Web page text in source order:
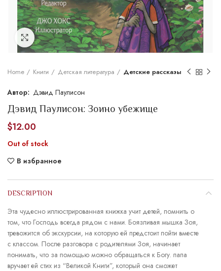
Увеличить
Home Книги Детская литература Детские рассказы
Дэвид Паулисон
Дэвид Паулисон: Зоино убежище
$12.00
Out of stock
В избранное
DESCRIPTION
Эта чудесно иллюстрированная книжка учит детей, помнить о
том, что Господь всегда рядом с нами. Боязливая мышка Зоя,
тревожится об экскурсии, на которую ей предстоит пойти вместе
с классом. После разговора с родителями Зоя, начинает
понимать, что за помощью можно обращаться к Богу. папа
вручает ей стих из “Великой Книги”, который она сможет